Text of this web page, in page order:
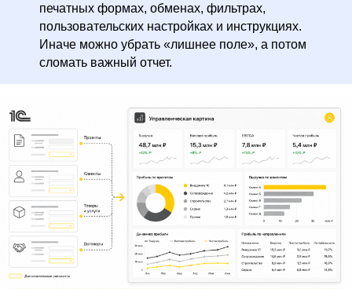
печатных формах, обменах, фильтрах,
пользовательских настройках и инструкциях.
Иначе можно убрать «лишнее поле», а потом
сломать важный отчет.
Записаться
задачи вашего бизнеса и рассчитает
стоимость внедрения
Презентация
продукта